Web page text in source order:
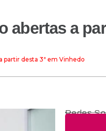
a
partir desta 3ª em Vinhedo
Redes